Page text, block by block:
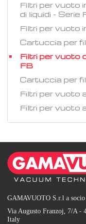
Filtri per vuoto
di liquidi - Serie
Filtri per vuoto
Cartuccia per
Filtri per vuoto
FB
Cartuccia per
Filtri per vuoto
Filtri per vuoto
GAMAVUOTO S.r.l a
Via Augusto Franzoj, 7/A -
Italy